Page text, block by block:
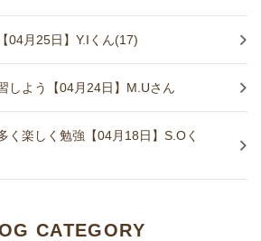
04月25日】Y.Iくん(17)
しよう【04月24日】M.Uさん
く楽しく勉強【04月18日】S.Oく
CATEGORY